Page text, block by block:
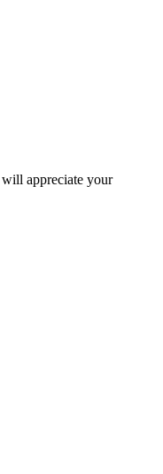
appreciate your